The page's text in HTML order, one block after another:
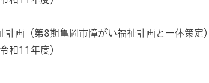
計画（第8期亀岡市障がい福祉計画と一体策定）
11年度）